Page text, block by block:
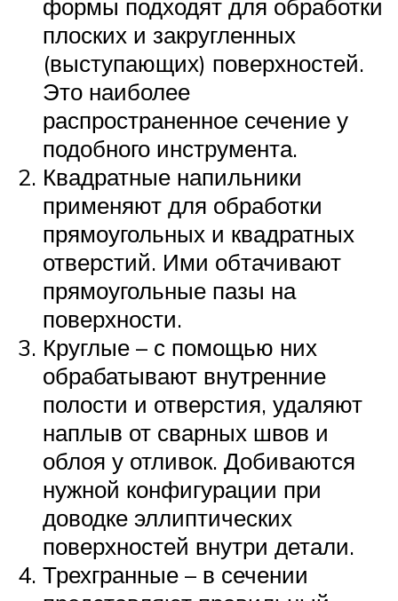
формы подходят для обработки
плоских и закругленных
(выступающих) поверхностей.
Это наиболее
распространенное сечение у
подобного инструмента.
Квадратные напильники
применяют для обработки
прямоугольных и квадратных
отверстий. Ими обтачивают
прямоугольные пазы на
поверхности.
Круглые – с помощью них
обрабатывают внутренние
полости и отверстия, удаляют
наплыв от сварных швов и
облоя у отливок. Добиваются
нужной конфигурации при
доводке эллиптических
поверхностей внутри детали.
Трехгранные – в сечении